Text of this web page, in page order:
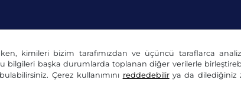
kimileri bizim tarafımızdan ve üçüncü taraflarca
bilgileri başka durumlarda toplanan diğer verilerle
bulabilirsiniz. Çerez kullanımını reddedebilirya da dilediğiniz